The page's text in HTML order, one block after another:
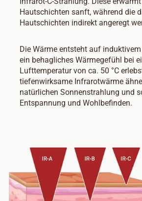
Hautschichten sanft, während die
Hautschichten indirekt angeregt
Die Wärme entsteht auf
ein behagliches Wärmegefühl bei
Lufttemperatur von ca. 50 °C
tiefenwirksame Infrarotwärme
natürlichen Sonnenstrahlung und
Entspannung und Wohlbefinden.